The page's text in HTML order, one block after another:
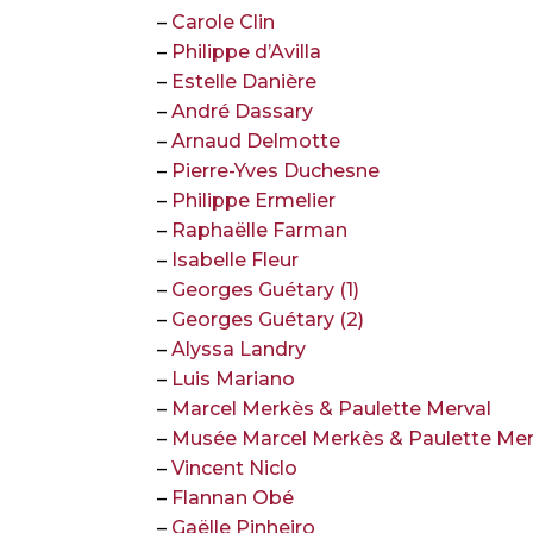
– Carole Clin
– Philippe d’Avilla
– Estelle Danière
– André Dassary
– Arnaud Delmotte
– Pierre-Yves Duchesne
– Philippe Ermelier
– Raphaëlle Farman
– Isabelle Fleur
– Georges Guétary (1)
– Georges Guétary (2)
– Alyssa Landry
– Luis Mariano
– Marcel Merkès & Paulette Merval
– Musée Marcel Merkès & Paulette
– Vincent Niclo
– Flannan Obé
– Gaëlle Pinheiro